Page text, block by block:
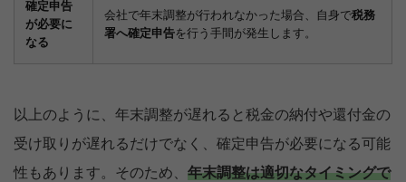
確定申告
が必要に
なる
会社で年末調整が行われなかった場合、自身で税務
署へ確定申告を行う手間が発生します。
以上のように、年末調整が遅れると税金の納付や還付金の
受け取りが遅れるだけでなく、確定申告が必要になる可能
性もあります。そのため、 年末調整は適切なタイミングで